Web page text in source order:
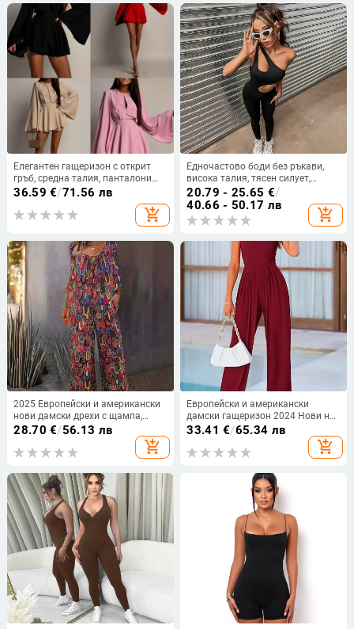
Елегантен гащеризон с открит
гръб, средна талия, панталони
3/4 и ръкави с волани, полиестер
36.59 €/71.56 лв
add_shopping_cart
Едночастово боди без ръкави,
висока талия, тясен силует,
микроеластичен полиестер, лято
2025, йога и фитнес облекло
20.79 - 25.65 €/
40.66 - 50.17 лв
add_shopping_cart
2025 Европейски и американски
нови дамски дрехи с щампа,
ежедневни панталони с широки
крачоли и кръгло деколте, джоб,
свободен гащеризон с дълъг
28.70 €/56.13 лв
add_shopping_cart
Европейски и американски
дамски гащеризон 2024 Нови на
склад, трансграничен, пролетно-
летен, без ръкави, ежедневен,
широк, с панталон
33.41 €/65.34 лв
add_shopping_cart